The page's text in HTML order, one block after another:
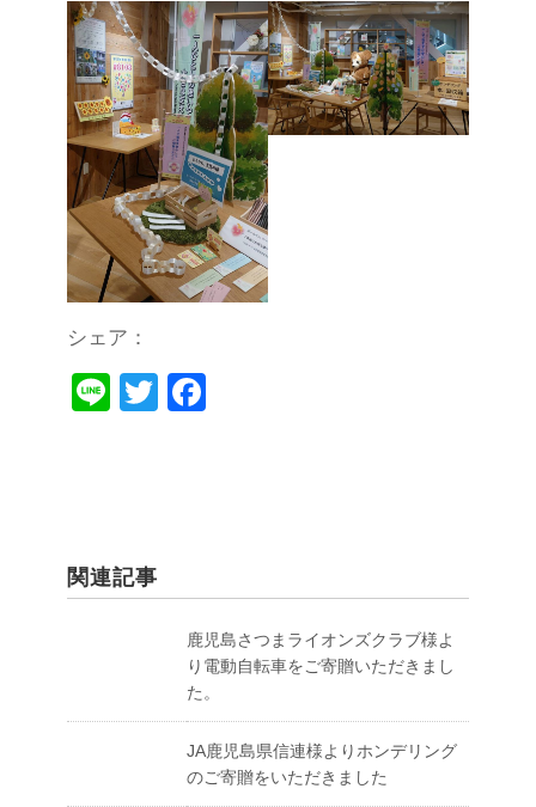
シェア：
Li
T
o
k
関連記事
鹿児島さつまライオンズクラブ様よ
り電動自転車をご寄贈いただきまし
た。
JA鹿児島県信連様よりホンデリング
のご寄贈をいただきました